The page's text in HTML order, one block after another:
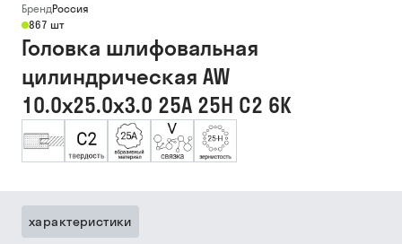
БрендРоссия
867 шт
Головка шлифовальная
цилиндрическая AW
10.0х25.0х3.0 25А 25Н С2 6К
характеристики